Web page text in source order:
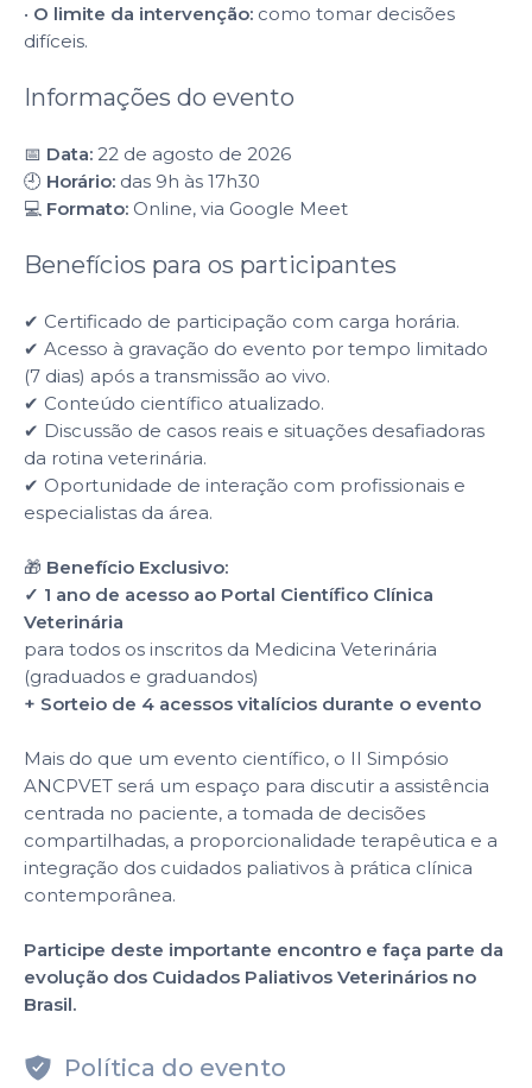
• O limite da intervenção: como tomar decisões
difíceis.
Informações do evento
📅 Data: 22 de agosto de 2026
🕘 Horário: das 9h às 17h30
💻 Formato: Online, via Google Meet
Benefícios para os participantes
✔ Certificado de participação com carga horária.
✔ Acesso à gravação do evento por tempo limitado
(7 dias) após a transmissão ao vivo.
✔ Conteúdo científico atualizado.
✔ Discussão de casos reais e situações desafiadoras
da rotina veterinária.
✔ Oportunidade de interação com profissionais e
especialistas da área.
🎁 Benefício Exclusivo:
✓ 1 ano de acesso ao Portal Científico Clínica
Veterinária
para todos os inscritos da Medicina Veterinária
(graduados e graduandos)
+ Sorteio de 4 acessos vitalícios durante o evento
Mais do que um evento científico, o II Simpósio
ANCPVET será um espaço para discutir a assistência
centrada no paciente, a tomada de decisões
compartilhadas, a proporcionalidade terapêutica e a
integração dos cuidados paliativos à prática clínica
contemporânea.
Participe deste importante encontro e faça parte da
evolução dos Cuidados Paliativos Veterinários no
Brasil.
Política do evento